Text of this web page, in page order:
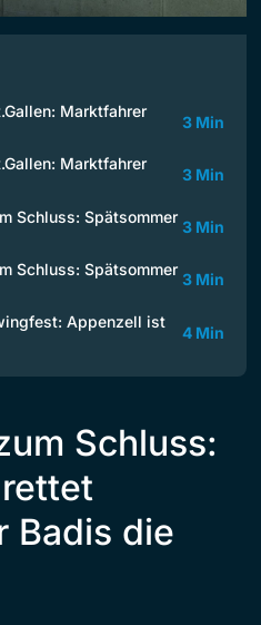
Marktfahrer
3 Min
Marktfahrer
3 Min
Schluss: Spätsommer
3 Min
Schluss: Spätsommer
3 Min
Appenzell ist
4 Min
Schluss:
Badis die